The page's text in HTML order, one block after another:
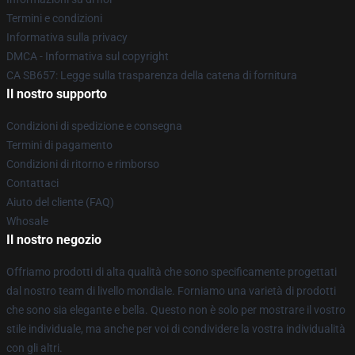
Termini e condizioni
Informativa sulla privacy
DMCA - Informativa sul copyright
CA SB657: Legge sulla trasparenza della catena di fornitura
Il nostro supporto
Condizioni di spedizione e consegna
Termini di pagamento
Condizioni di ritorno e rimborso
Contattaci
Aiuto del cliente (FAQ)
Whosale
Il nostro negozio
Offriamo prodotti di alta qualità che sono specificamente progettati
dal nostro team di livello mondiale. Forniamo una varietà di prodotti
che sono sia elegante e bella. Questo non è solo per mostrare il vostro
stile individuale, ma anche per voi di condividere la vostra individualità
con gli altri.